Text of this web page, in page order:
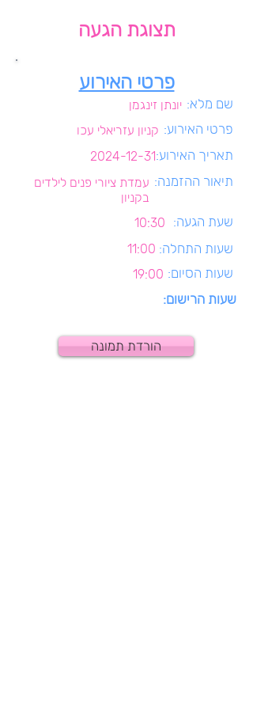
תצוגת הגעה
פרטי האירוע
יונתן זינגמן שם מלא:
קניון עזריאלי עכו פרטי האירוע:
2024-12-31תאריך האירוע:
עמדת ציורי פנים לילדים
בקניון
תיאור ההזמנה:
10:30 שעת הגעה:
11:00 שעות התחלה:
19:00 שעות הסיום:
שעות הרישום:
הורדת תמונה